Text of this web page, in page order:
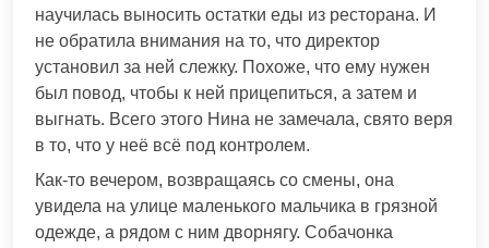
научилась выносить остатки еды из ресторана. И
не обратила внимания на то, что директор
установил за ней слежку. Похоже, что ему нужен
был повод, чтобы к ней прицепиться, а затем и
выгнать. Всего этого Нина не замечала, свято веря
в то, что у неё всё под контролем.
Как-то вечером, возвращаясь со смены, она
увидела на улице маленького мальчика в грязной
одежде, а рядом с ним дворнягу. Собачонка